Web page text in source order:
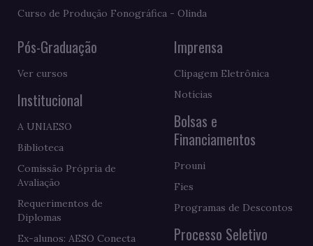
Curso de Produção Fonográfica - Olinda
Pós-Graduação
Ver cursos
Institucional
A UNIAESO
Biblioteca
Comissão Própria de
Avaliação
Requerimentos de
Diplomas
Ex-alunos: AESO Conecta
Imprensa
Clipagem Eletrônica
Notícias
Bolsas e
Financiamentos
Prouni
Fies
Programas de Descontos
Processo Seletivo